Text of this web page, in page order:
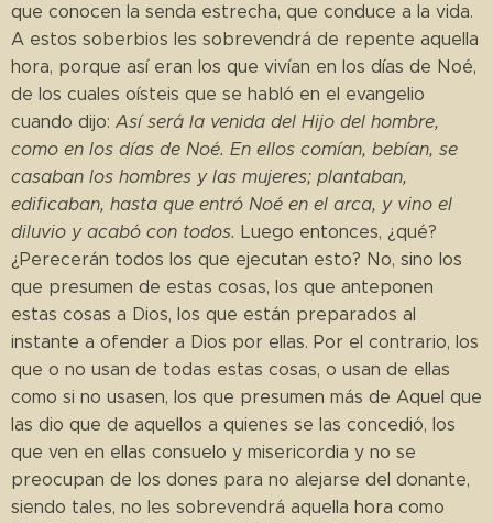
que conocen la senda estrecha, que conduce a la vida.
A estos soberbios les sobrevendrá de repente aquella
hora, porque así eran los que vivían en los días de Noé,
de los cuales oísteis que se habló en el evangelio
cuando dijo: Así será la venida del Hijo del hombre,
como en los días de Noé. En ellos comían, bebían, se
casaban los hombres y las mujeres; plantaban,
edificaban, hasta que entró Noé en el arca, y vino el
diluvio y acabó con todos. Luego entonces, ¿qué?
¿Perecerán todos los que ejecutan esto? No, sino los
que presumen de estas cosas, los que anteponen
estas cosas a Dios, los que están preparados al
instante a ofender a Dios por ellas. Por el contrario, los
que o no usan de todas estas cosas, o usan de ellas
como si no usasen, los que presumen más de Aquel que
las dio que de aquellos a quienes se las concedió, los
que ven en ellas consuelo y misericordia y no se
preocupan de los dones para no alejarse del donante,
siendo tales, no les sobrevendrá aquella hora como